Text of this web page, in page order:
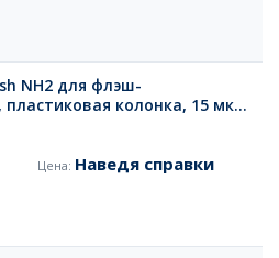
NH2 для флэш-
колонка, 15 мкм,
Наведя справки